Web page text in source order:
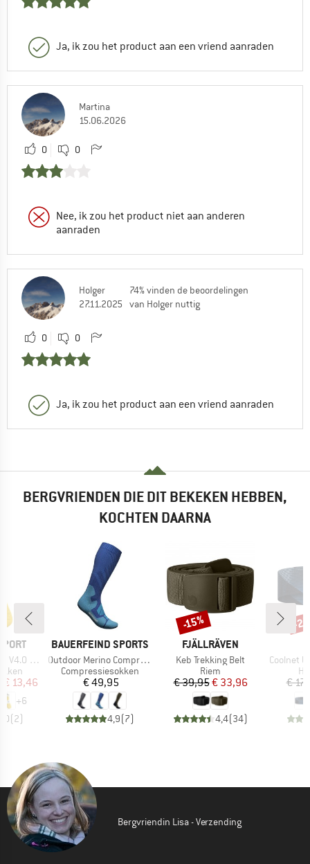
Ja, ik zou het product aan een vriend aanraden
Martina
15.06.2026
0 0
Nee, ik zou het product niet aan anderen
aanraden
Holger
27.11.2025
74% vinden de beoordelingen
van Holger nuttig
0 0
Ja, ik zou het product aan een vriend aanraden
BERGVRIENDEN DIE DIT BEKEKEN HEBBEN,
KOCHTEN DAARNA
Low
prijs
€ 13,46
+6
(2)
MERK
BAUERFEIND SPORTS
Artikel
Outdoor Merino Compression Socks
Productgroep
Compressiesokken
Prijs
€ 49,95
4,9(7)
MERK
FJÄLLRÄVEN
Artikel
Keb Trekking Belt
Productgroep
Riem
Prijs
€ 39,95Verlaagde prijs
€ 33,96
4,4(34)
Korting
-15%
Artikel
Coolnet
€
-
Bergvriendin Lisa - Verzending